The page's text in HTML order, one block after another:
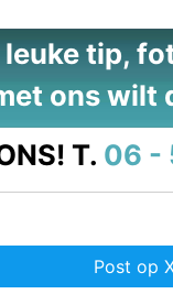
leuke tip,
ons wilt
T. 06 -
Post op